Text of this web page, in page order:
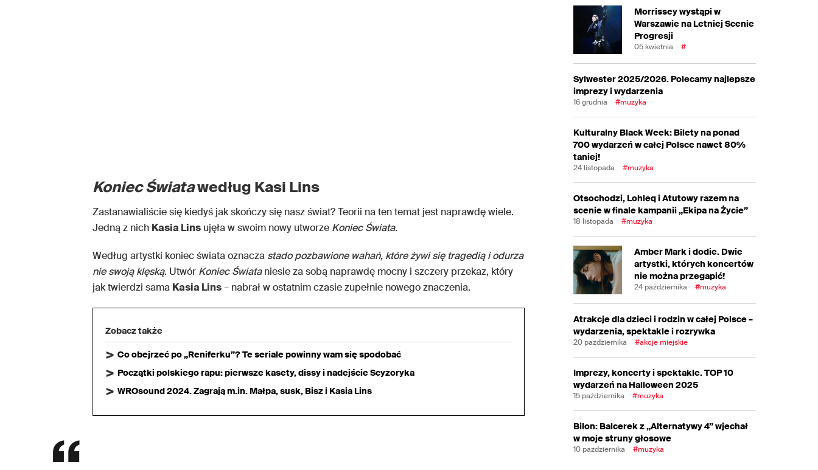
Koniec Światawedług Kasi Lins
Zastanawialiście się kiedyś jak skończy się nasz świat? Teorii na ten temat jest naprawdę wiele.
Jedną z nich Kasia Lins ujęła w swoim nowy utworze Koniec Świata.
Według artystki koniec świata oznacza stado pozbawione wahań, które żywi się tragedią i odurza
nie swoją klęską. Utwór Koniec Świataniesie za sobą naprawdę mocny i szczery przekaz, który
jak twierdzi sama Kasia Lins– nabrał w ostatnim czasie zupełnie nowego znaczenia.
Zobacz także
Co obejrzeć po „Reniferku”? Te seriale powinny wam się spodobać
Początki polskiego rapu: pierwsze kasety, dissy i nadejście Scyzoryka
WROsound 2024. Zagrają m.in. Małpa, susk, Bisz i Kasia Lins
Morrissey wystąpi w
Warszawie na Letniej Scenie
Progresji
05 kwietnia #
Sylwester 2025/2026. Polecamy najlepsze
imprezy i wydarzenia
16 grudnia #muzyka
Kulturalny Black Week: Bilety na ponad
700 wydarzeń w całej Polsce nawet 80%
taniej!
24 listopada #muzyka
Otsochodzi, Lohleq i Atutowy razem na
scenie w finale kampanii „Ekipa na Życie”
18 listopada #muzyka
Amber Mark i dodie. Dwie
artystki, których koncertów
nie można przegapić!
24 października #muzyka
Atrakcje dla dzieci i rodzin w całej Polsce –
wydarzenia, spektakle i rozrywka
20 października #akcje miejskie
Imprezy, koncerty i spektakle. TOP 10
wydarzeń na Halloween 2025
15 października #muzyka
Bilon: Balcerek z „Alternatywy 4” wjechał
w moje struny głosowe
10 października #muzyka